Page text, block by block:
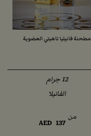
مطحنة فانيليا تاهيتي العضوية
‏12 جرام
الفانيلا
من
AED 137